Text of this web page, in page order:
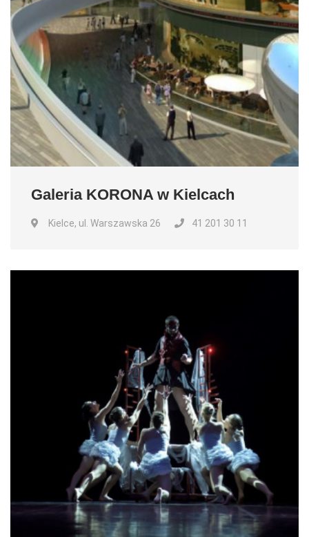
Galeria KORONA w Kielcach
Kielce, ul. Warszawska 26 41 201 30 11